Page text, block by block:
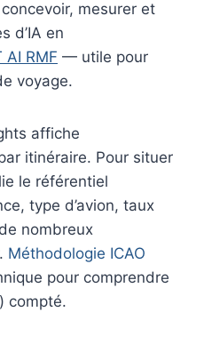
mesurer et
d’IA en
AI RMF — utile pour
voyage.
affiche
itinéraire. Pour situer
le référentiel
type d’avion, taux
nombreux
Méthodologie ICAO
pour comprendre
compté.